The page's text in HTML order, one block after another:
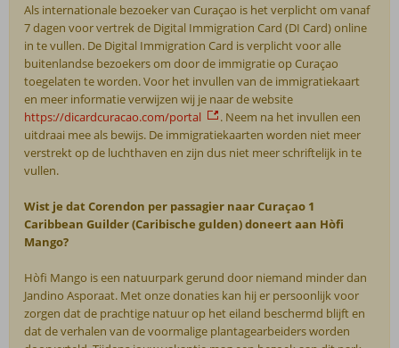
Als internationale bezoeker van Curaçao is het verplicht om vanaf
7 dagen voor vertrek de Digital Immigration Card (DI Card) online
in te vullen. De Digital Immigration Card is verplicht voor alle
buitenlandse bezoekers om door de immigratie op Curaçao
toegelaten te worden. Voor het invullen van de immigratiekaart
en meer informatie verwijzen wij je naar de website
https://dicardcuracao.com/portal
. Neem na het invullen een
uitdraai mee als bewijs. De immigratiekaarten worden niet meer
verstrekt op de luchthaven en zijn dus niet meer schriftelijk in te
vullen.
Wist je dat Corendon per passagier naar Curaçao 1
Caribbean Guilder (Caribische gulden) doneert aan Hòfi
Mango?
Hòfi Mango is een natuurpark gerund door niemand minder dan
Jandino Asporaat. Met onze donaties kan hij er persoonlijk voor
zorgen dat de prachtige natuur op het eiland beschermd blijft en
dat de verhalen van de voormalige plantagearbeiders worden